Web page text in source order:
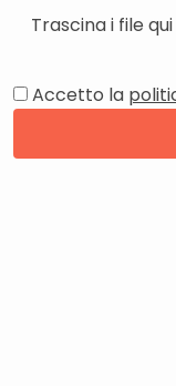
Trascina i file
Accetto la